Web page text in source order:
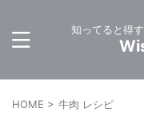
知ってると得
HOME > 牛肉 レシピ